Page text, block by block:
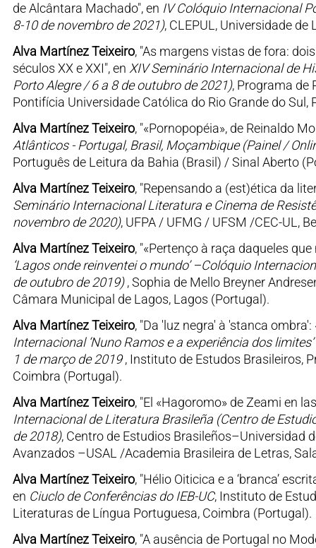
de Alcântara Machado", en IV Colóquio Internacional
8-10 de novembro de 2021), CLEPUL, Universidade
Alva Martínez Teixeiro, "As margens vistas de fora:
séculos XX e XXI", en XIV Seminário Internacional de
Porto Alegre / 6 a 8 de outubro de 2021), Programa de
Pontifícia Universidade Católica do Rio Grande do Sul,
Alva Martínez Teixeiro, "«Pornopopéia», de Reinaldo
Atlânticos - Portugal, Brasil, Moçambique (Painel /
Português de Leitura da Bahia (Brasil) / Sinal Aberto
Alva Martínez Teixeiro, "Repensando a (est)ética da
Seminário Internacional Literatura e Cinema de
novembro de 2020), UFPA / UFMG / UFSM /CEC-UL,
Alva Martínez Teixeiro, "«Pertenço à raça daqueles
‘Lagos onde reinventei o mundo’ –Colóquio
de outubro de 2019), Sophia de Mello Breyner
Câmara Municipal de Lagos, Lagos (Portugal).
Alva Martínez Teixeiro, "Da 'luz negra' à 'stanca
Internacional ‘Nuno Ramos e a experiência dos
1 de março de 2019, Instituto de Estudos Brasileiros,
Coimbra (Portugal).
Alva Martínez Teixeiro, "El «Hagoromo» de Zeami en
Internacional de Literatura Brasileña (Centro de
de 2018), Centro de Estudios Brasileños–Universidad
Avanzados –USAL /Academia Brasileira de Letras,
Alva Martínez Teixeiro, "Hélio Oiticica e a ‘branca’
en Ciuclo de Conferências do IEB-UC, Instituto de
Literaturas de Língua Portuguesa, Coimbra (Portugal).
Alva Martínez Teixeiro, "A ausência de Portugal no